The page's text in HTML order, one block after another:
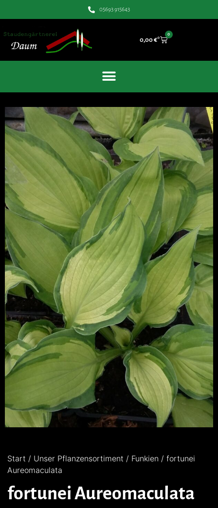
05693 915643
0,00€
0
Start / Unser Pflanzensortiment / Funkien / fortunei
Aureomaculata
fortunei Aureomaculata